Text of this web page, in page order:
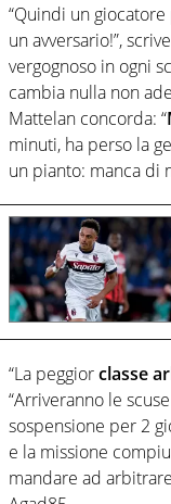
“Quindi un
un avversario!”,
vergognoso in ogni
cambia nulla non
Mattelan concorda: “
minuti, ha perso la
un pianto: manca di
“La peggiorclasse
“Arriveranno le
sospensione per 2
e la missione
mandare ad